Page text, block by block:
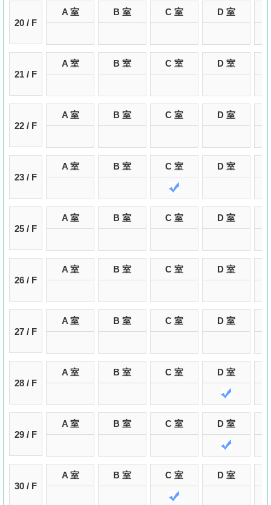
20 / F
A 室 B 室 C 室 D 室
21 / F
A 室 B 室 C 室 D 室
22 / F
A 室 B 室 C 室 D 室
23 / F
A 室 B 室 C 室 D 室
25 / F
A 室 B 室 C 室 D 室
26 / F
A 室 B 室 C 室 D 室
27 / F
A 室 B 室 C 室 D 室
28 / F
A 室 B 室 C 室 D 室
29 / F
A 室 B 室 C 室 D 室
30 / F
A 室 B 室 C 室 D 室